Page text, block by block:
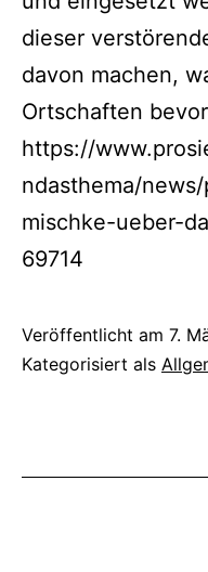
dieser
davon machen,
Ortschaften
https://
ndasthema/
mischke-ueber-
69714
Veröffentlicht am 7.
Kategorisiert als